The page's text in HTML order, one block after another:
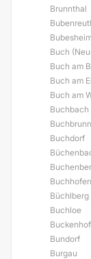
Brunnthal
Buch
Buch am
Buch am
Buch am
Buchbach
Buchbrunn
Buchdorf
Buchhofen
Büchlberg
Buchloe
Buckenhof
Bundorf
Burgau